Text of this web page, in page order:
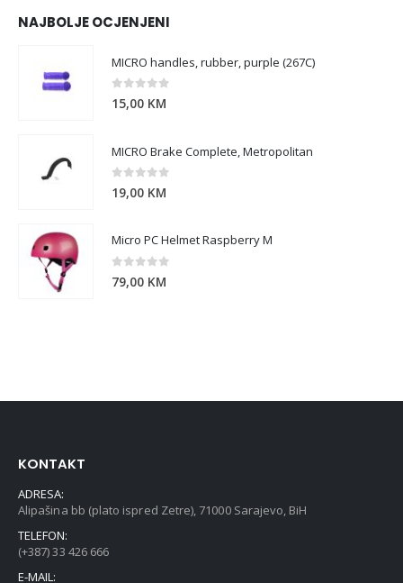
NAJBOLJE OCJENJENI
MICRO handles, rubber, purple (267C)
0out of 5
15,00 KM
MICRO Brake Complete, Metropolitan
0 out of 5
19,00 KM
Micro PC Helmet Raspberry M
0out of 5
79,00 KM
KONTAKT
ADRESA:
Alipašina bb (plato ispred Zetre), 71000 Sarajevo, BiH
TELEFON:
(+387) 33 426 666
E-MAIL: